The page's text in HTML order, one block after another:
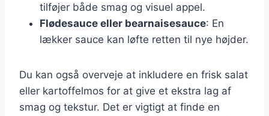
tilføjer både smag og visuel appel.
Flødesauce eller bearnaisesauce: En
lækker sauce kan løfte retten til nye højder.
Du kan også overveje at inkludere en frisk salat
eller kartoffelmos for at give et ekstra lag af
smag og tekstur. Det er vigtigt at finde en